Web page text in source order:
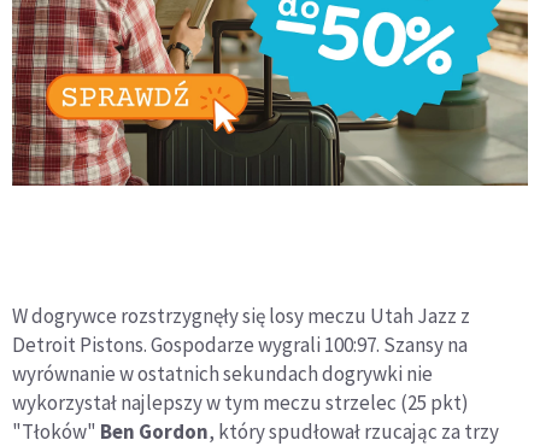
W dogrywce rozstrzygnęły się losy meczu Utah Jazz z
Detroit Pistons. Gospodarze wygrali 100:97. Szansy na
wyrównanie w ostatnich sekundach dogrywki nie
wykorzystał najlepszy w tym meczu strzelec (25 pkt)
"Tłoków" Ben Gordon, który spudłował rzucając za trzy